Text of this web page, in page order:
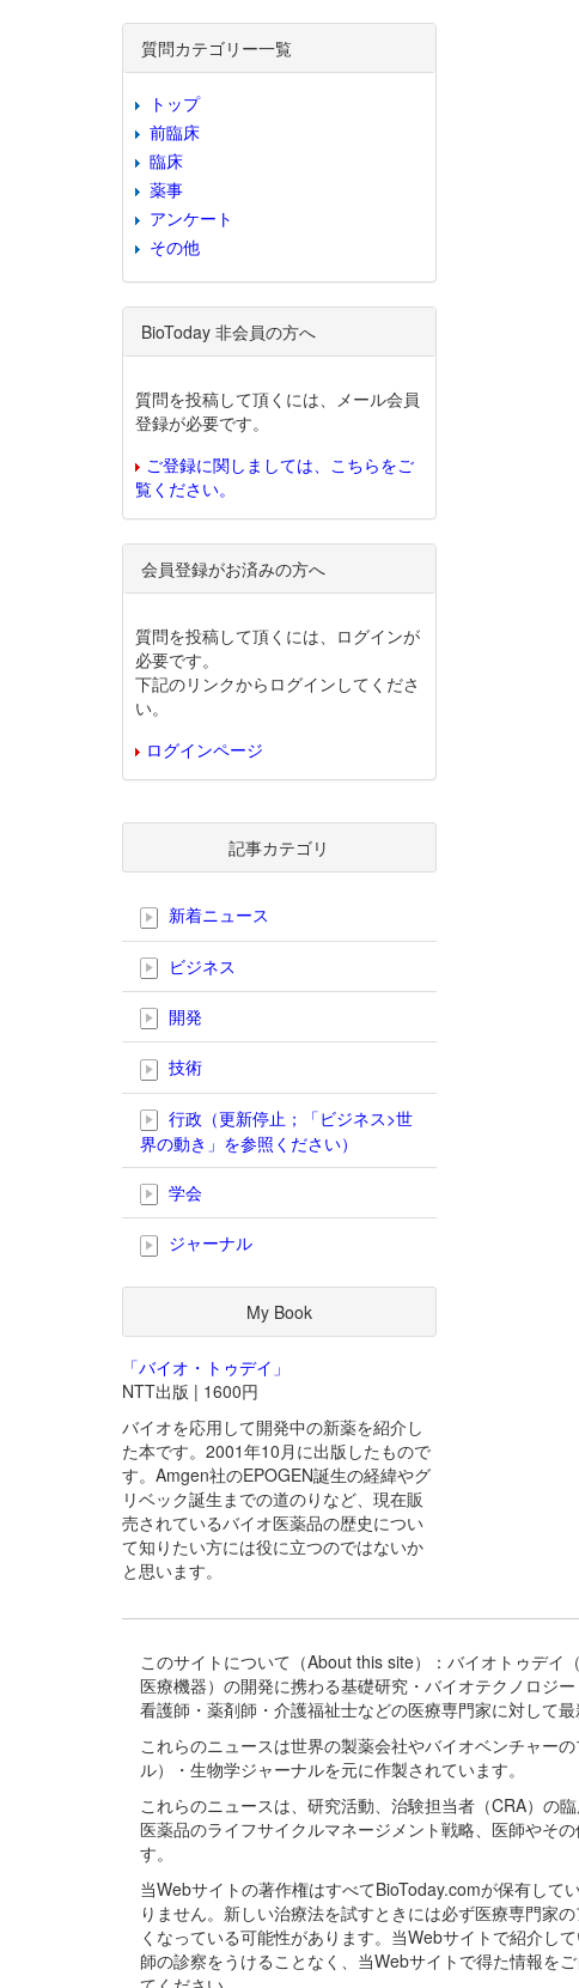
質問カテゴリー一覧
トップ
前臨床
臨床
薬事
アンケート
その他
BioToday 非会員の方へ
質問を投稿して頂くには、メール会員
登録が必要です。
ご登録に関しましては、こちらをご
覧ください。
会員登録がお済みの方へ
質問を投稿して頂くには、ログインが
必要です。
下記のリンクからログインしてくださ
い。
ログインページ
記事カテゴリ
新着ニュース
ビジネス
開発
技術
行政（更新停止；「ビジネス>世
界の動き」を参照ください）
学会
ジャーナル
My Book
「バイオ・トゥデイ」
NTT出版 | 1600円
バイオを応用して開発中の新薬を紹介し
た本です。2001年10月に出版したもので
す。Amgen社のEPOGEN誕生の経緯やグ
リベック誕生までの道のりなど、現在販
売されているバイオ医薬品の歴史につい
て知りたい方には役に立つのではないか
と思います。
このサイトについて（About this site）：バイオトゥデイ
医療機器）の開発に携わる基礎研究・バイオテクノロジ
看護師・薬剤師・介護福祉士などの医療専門家に対して
これらのニュースは世界の製薬会社やバイオベンチャー
ル）・生物学ジャーナルを元に作製されています。
これらのニュースは、研究活動、治験担当者（CRA）の
医薬品のライフサイクルマネージメント戦略、医師やそ
す。
当Webサイトの著作権はすべてBioToday.comが保有し
りません。新しい治療法を試すときには必ず医療専門家
くなっている可能性があります。当Webサイトで紹介し
師の診察をうけることなく、当Webサイトで得た情報を